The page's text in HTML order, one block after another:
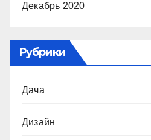
Декабрь 2020
Рубрики
Дача
Дизайн